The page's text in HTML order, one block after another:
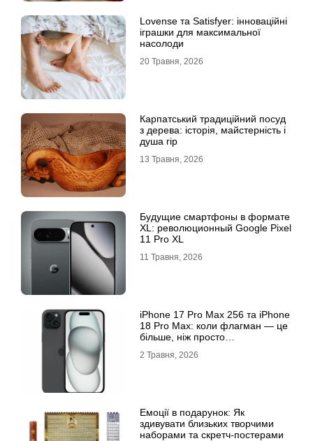
Lovense та Satisfyer: інноваційні
іграшки для максимальної
насолоди
20 Травня, 2026
Карпатський традиційний посуд
з дерева: історія, майстерність і
душа гір
13 Травня, 2026
Будущие смартфоны в формате
XL: революционный Google Pixel
11 Pro XL
11 Травня, 2026
iРhone 17 Рro Мax 256 та iРhone
18 Рro Мax: коли флагман — це
більше, ніж просто
2 Травня, 2026
Емоції в подарунок: Як
здивувати близьких творчими
наборами та скретч-постерами